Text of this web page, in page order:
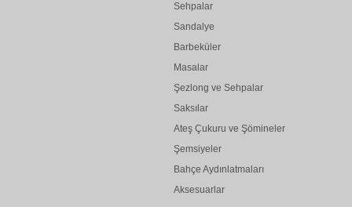
Sehpalar
Sandalye
Barbeküler
Masalar
Şezlong ve Sehpalar
Saksılar
Ateş Çukuru ve Şömineler
Şemsiyeler
Bahçe Aydınlatmaları
Aksesuarlar